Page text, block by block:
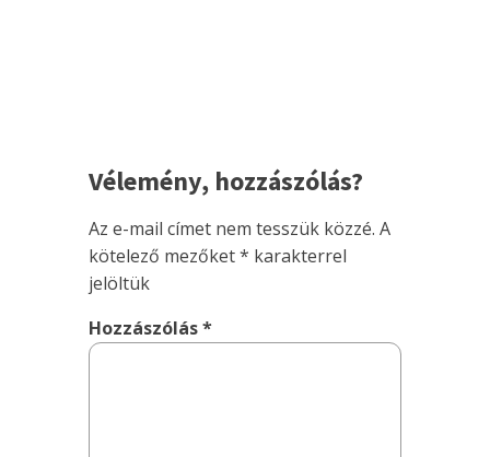
Vélemény, hozzászólás?
Az e-mail címet nem tesszük közzé. A
kötelező mezőket* karakterrel
jelöltük
Hozzászólás*